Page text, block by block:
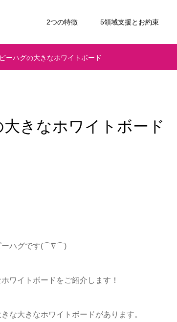
2つの特徴 5領域支援とお約束
ーハグの大きなホワイトボード
きなホワイトボード
ーハグです(⌒∇⌒)
ワイトボードをご紹介します！
な大きなホワイトボードがあります。